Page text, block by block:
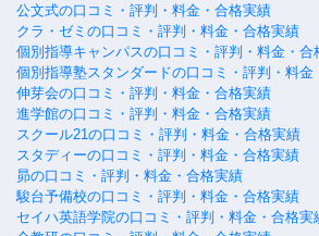
公文式の口コミ・評判・料金・合格実績
クラ・ゼミの口コミ・評判・料金・合格実績
個別指導キャンパスの口コミ・評判・料金・合
個別指導塾スタンダードの口コミ・評判・料金
伸芽会の口コミ・評判・料金・合格実績
進学館の口コミ・評判・料金・合格実績
スクール21の口コミ・評判・料金・合格実績
スタディーの口コミ・評判・料金・合格実績
昴の口コミ・評判・料金・合格実績
駿台予備校の口コミ・評判・料金・合格実績
セイハ英語学院の口コミ・評判・料金・合格実